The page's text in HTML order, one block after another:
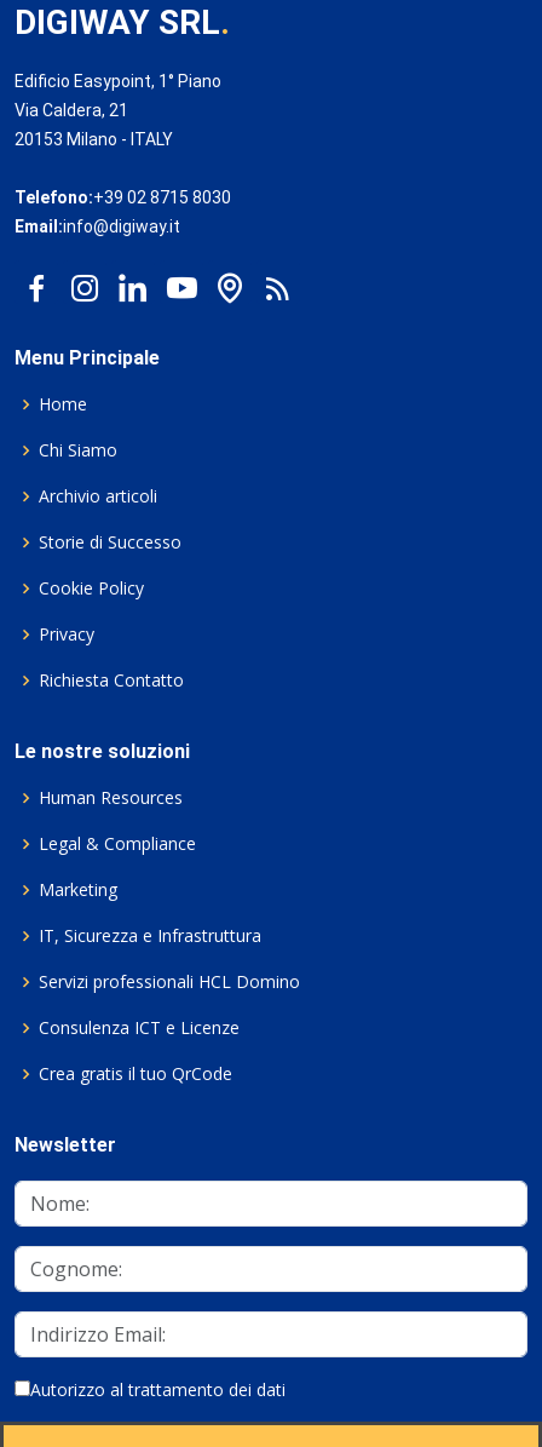
DIGIWAY SRL.
Edificio Easypoint, 1° Piano
Via Caldera, 21
20153 Milano - ITALY
Telefono:+39 02 8715 8030
Email:info@digiway.it
Menu Principale
Home
Chi Siamo
Archivio articoli
Storie di Successo
Cookie Policy
Privacy
Richiesta Contatto
Le nostre soluzioni
Human Resources
Legal & Compliance
Marketing
IT, Sicurezza e Infrastruttura
Servizi professionali HCL Domino
Consulenza ICT e Licenze
Crea gratis il tuo QrCode
Newsletter
Autorizzo al trattamento dei dati